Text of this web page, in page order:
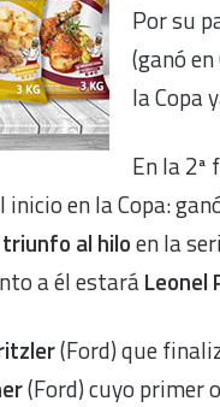
Por su
(ganó
la Copa
En la
en la Copa:
al hiloen la
a él estaráLeonel
(Ford) que
(Ford) cuyo primer